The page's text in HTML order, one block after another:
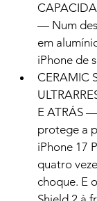
— Num
em
iPhone de
CERAMIC
E ATRÁS
protege a
iPhone 17
quatro
choque. E